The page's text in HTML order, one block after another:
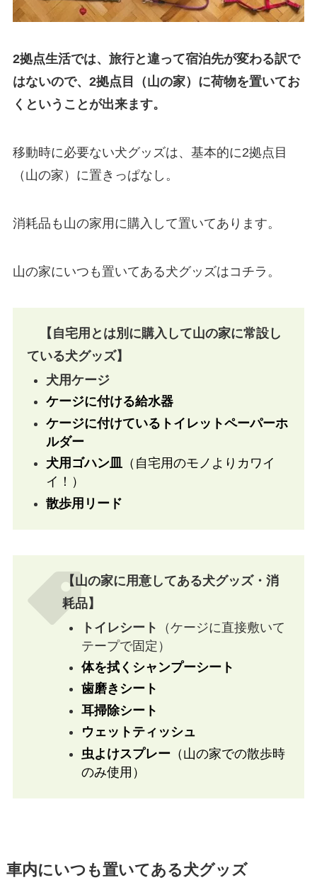
2拠点生活では、旅行と違って宿泊先が変わる訳で
はないので、2拠点目（山の家）に荷物を置いてお
く ということが出来ます。
移動時に必要ない犬グッズは、基本的に2拠点目
（山の家）に置きっぱなし。
消耗品も山の家用に購入して置いてあります。
山の家にいつも置いてある犬グッズはコチラ。
【自宅用とは別に購入して山の家に常設し
ている犬グッズ】
犬用ケージ
ケージに付ける給水器
ケージに付けているトイレットペーパーホ
ルダー
犬用ゴハン皿（自宅用のモノよりカワイ
イ！）
散歩用リード
【山の家に用意してある犬グッズ・消
耗品】
トイレシート
（ケージに直接敷いて
テープで固定）
体を拭くシャンプーシート
歯磨きシート
耳掃除シート
ウェットティッシュ
虫よけスプレー（山の家での散歩時
のみ使用）
車内にいつも置いてある犬グッズ